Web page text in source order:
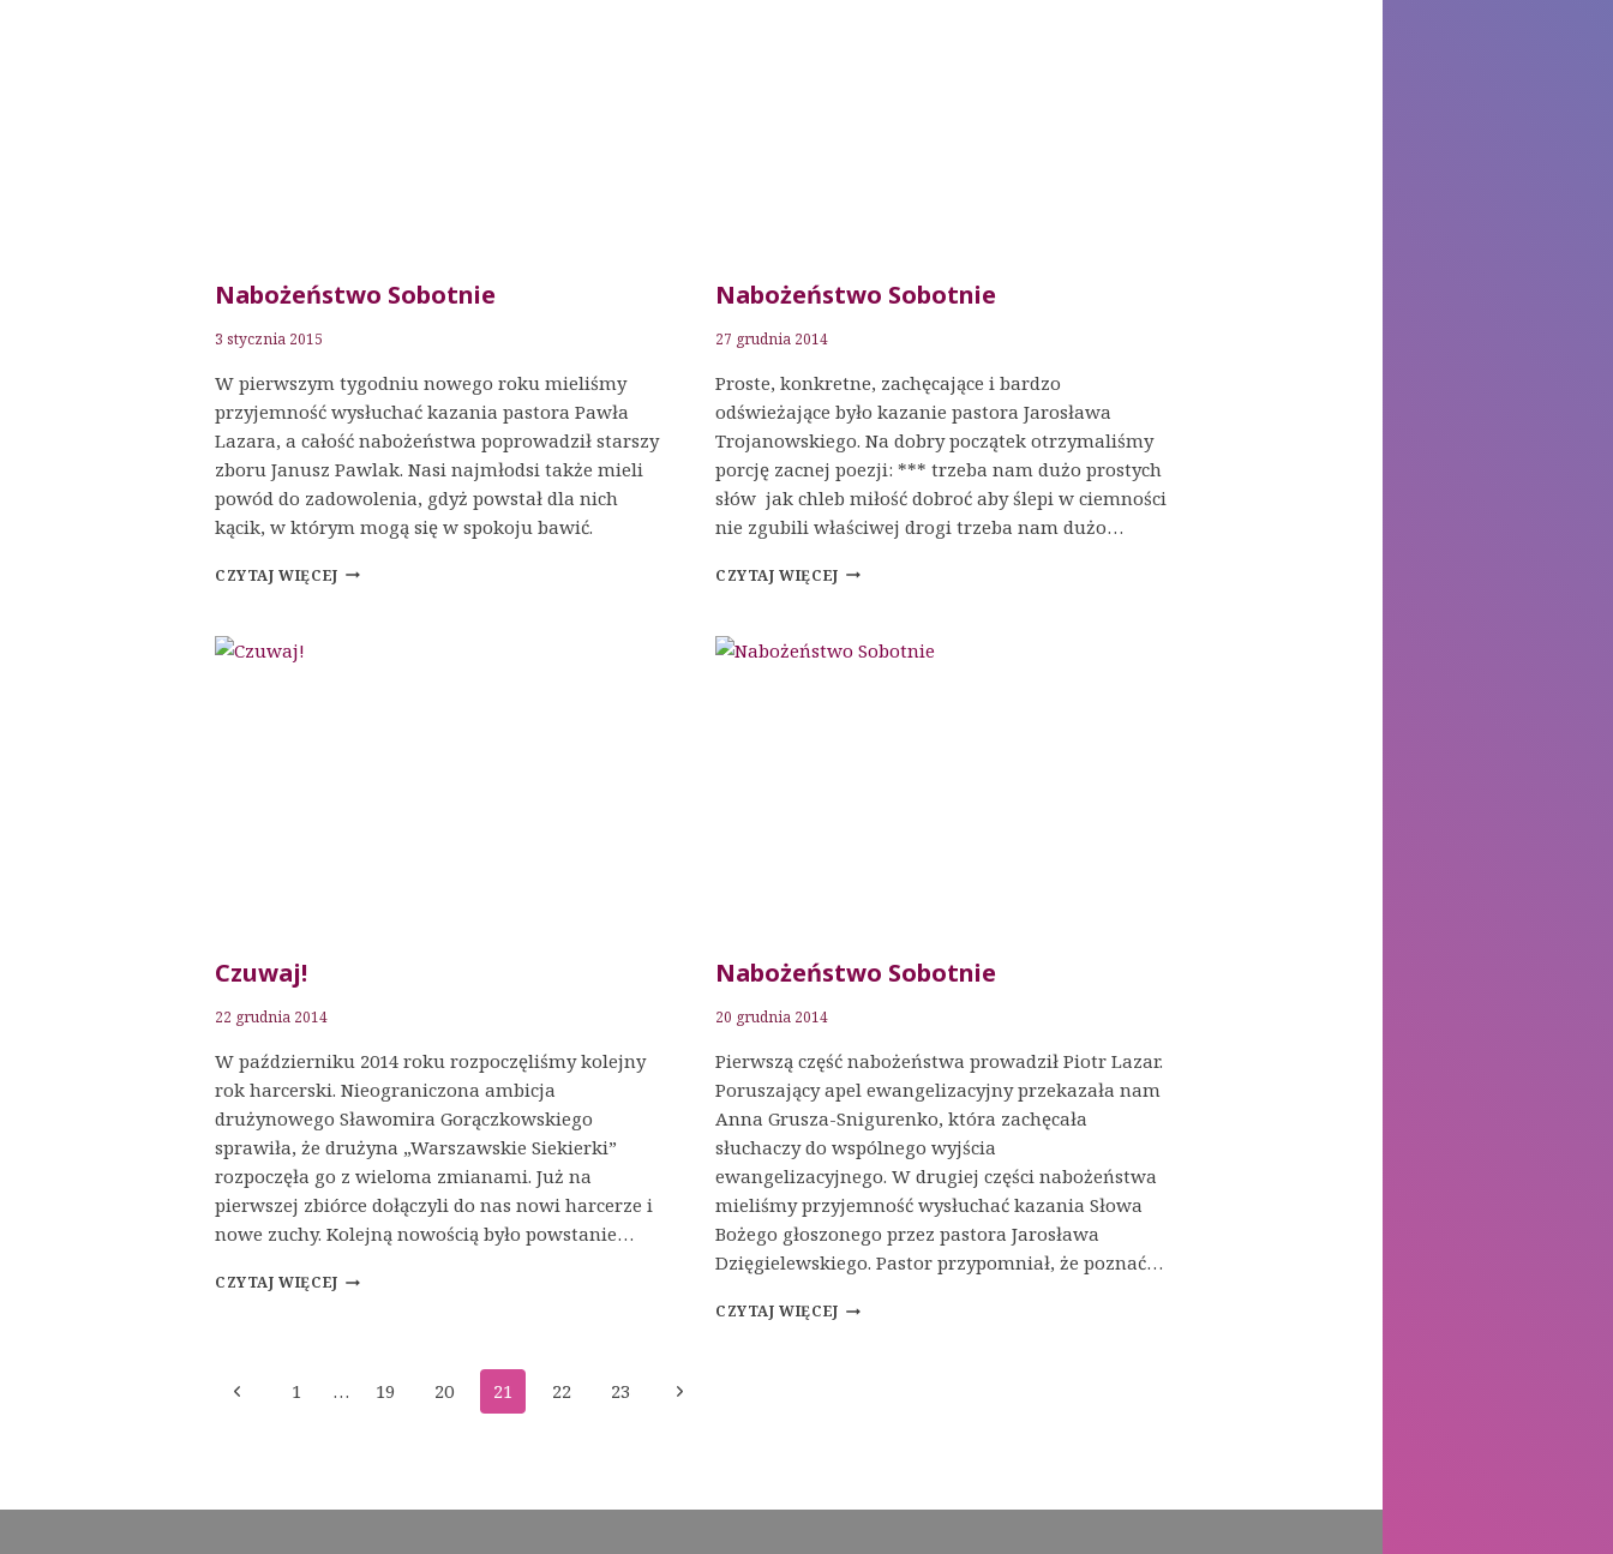
Nabożeństwo Sobotnie
3 stycznia 2015
W pierwszym tygodniu nowego roku mieliśmy
przyjemność wysłuchać kazania pastora Pawła
Lazara, a całość nabożeństwa poprowadził starszy
zboru Janusz Pawlak. Nasi najmłodsi także mieli
powód do zadowolenia, gdyż powstał dla nich
kącik, w którym mogą się w spokoju bawić.
CZYTAJ WIĘCEJNABOŻEŃSTWO
Nabożeństwo Sobotnie
27 grudnia 2014
Proste, konkretne, zachęcające i bardzo
odświeżające było kazanie pastora Jarosława
Trojanowskiego. Na dobry początek otrzymaliśmy
porcję zacnej poezji: *** trzeba nam dużo prostych
słów jak chleb miłość dobroć aby ślepi w ciemności
nie zgubili właściwej drogi trzeba nam dużo…
CZYTAJ WIĘCEJNABOŻEŃSTWO
Czuwaj!
22 grudnia 2014
W październiku 2014 roku rozpoczęliśmy kolejny
rok harcerski. Nieograniczona ambicja
drużynowego Sławomira Gorączkowskiego
sprawiła, że drużyna „Warszawskie Siekierki”
rozpoczęła go z wieloma zmianami. Już na
pierwszej zbiórce dołączyli do nas nowi harcerze i
nowe zuchy. Kolejną nowością było powstanie…
CZYTAJ WIĘCEJCZUWAJ!
Nabożeństwo Sobotnie
20 grudnia 2014
Pierwszą część nabożeństwa prowadził Piotr Lazar.
Poruszający apel ewangelizacyjny przekazała nam
Anna Grusza-Snigurenko, która zachęcała
słuchaczy do wspólnego wyjścia
ewangelizacyjnego. W drugiej części nabożeństwa
mieliśmy przyjemność wysłuchać kazania Słowa
Bożego głoszonego przez pastora Jarosława
Dzięgielewskiego. Pastor przypomniał, że poznać…
CZYTAJ WIĘCEJNABOŻEŃSTWO
Nawigacja
Poprzednia
1 … 19 20 21 22 23
Następna